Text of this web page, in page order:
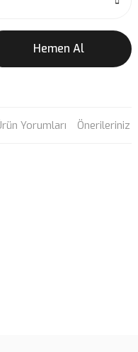
Hemen Al
Yorumları Önerileriniz